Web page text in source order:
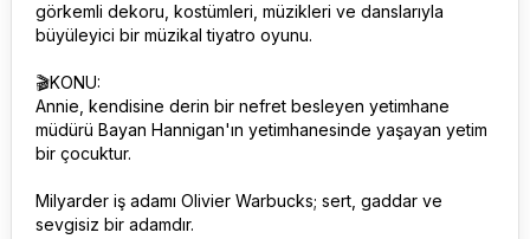
görkemli dekoru, kostümleri, müzikleri ve danslarıyla
büyüleyici bir müzikal tiyatro oyunu.
🎬KONU:
Annie, kendisine derin bir nefret besleyen yetimhane
müdürü Bayan Hannigan'ın yetimhanesinde yaşayan yetim
bir çocuktur.
Milyarder iş adamı Olivier Warbucks; sert, gaddar ve
sevgisiz bir adamdır.